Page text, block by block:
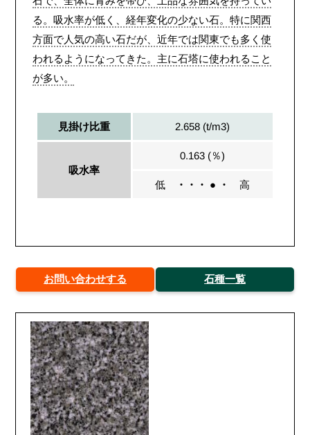
る。吸水率が低く、経年変化の少ない石。特に関西
方面で人気の高い石だが、近年では関東でも多く使
われるようになってきた。主に石塔に使われること
が多い。
見掛け比重 2.658 (t/m3)
吸水率
0.163 (％)
低 ・・・ ● ・ 高
お問い合わせする 石種一覧